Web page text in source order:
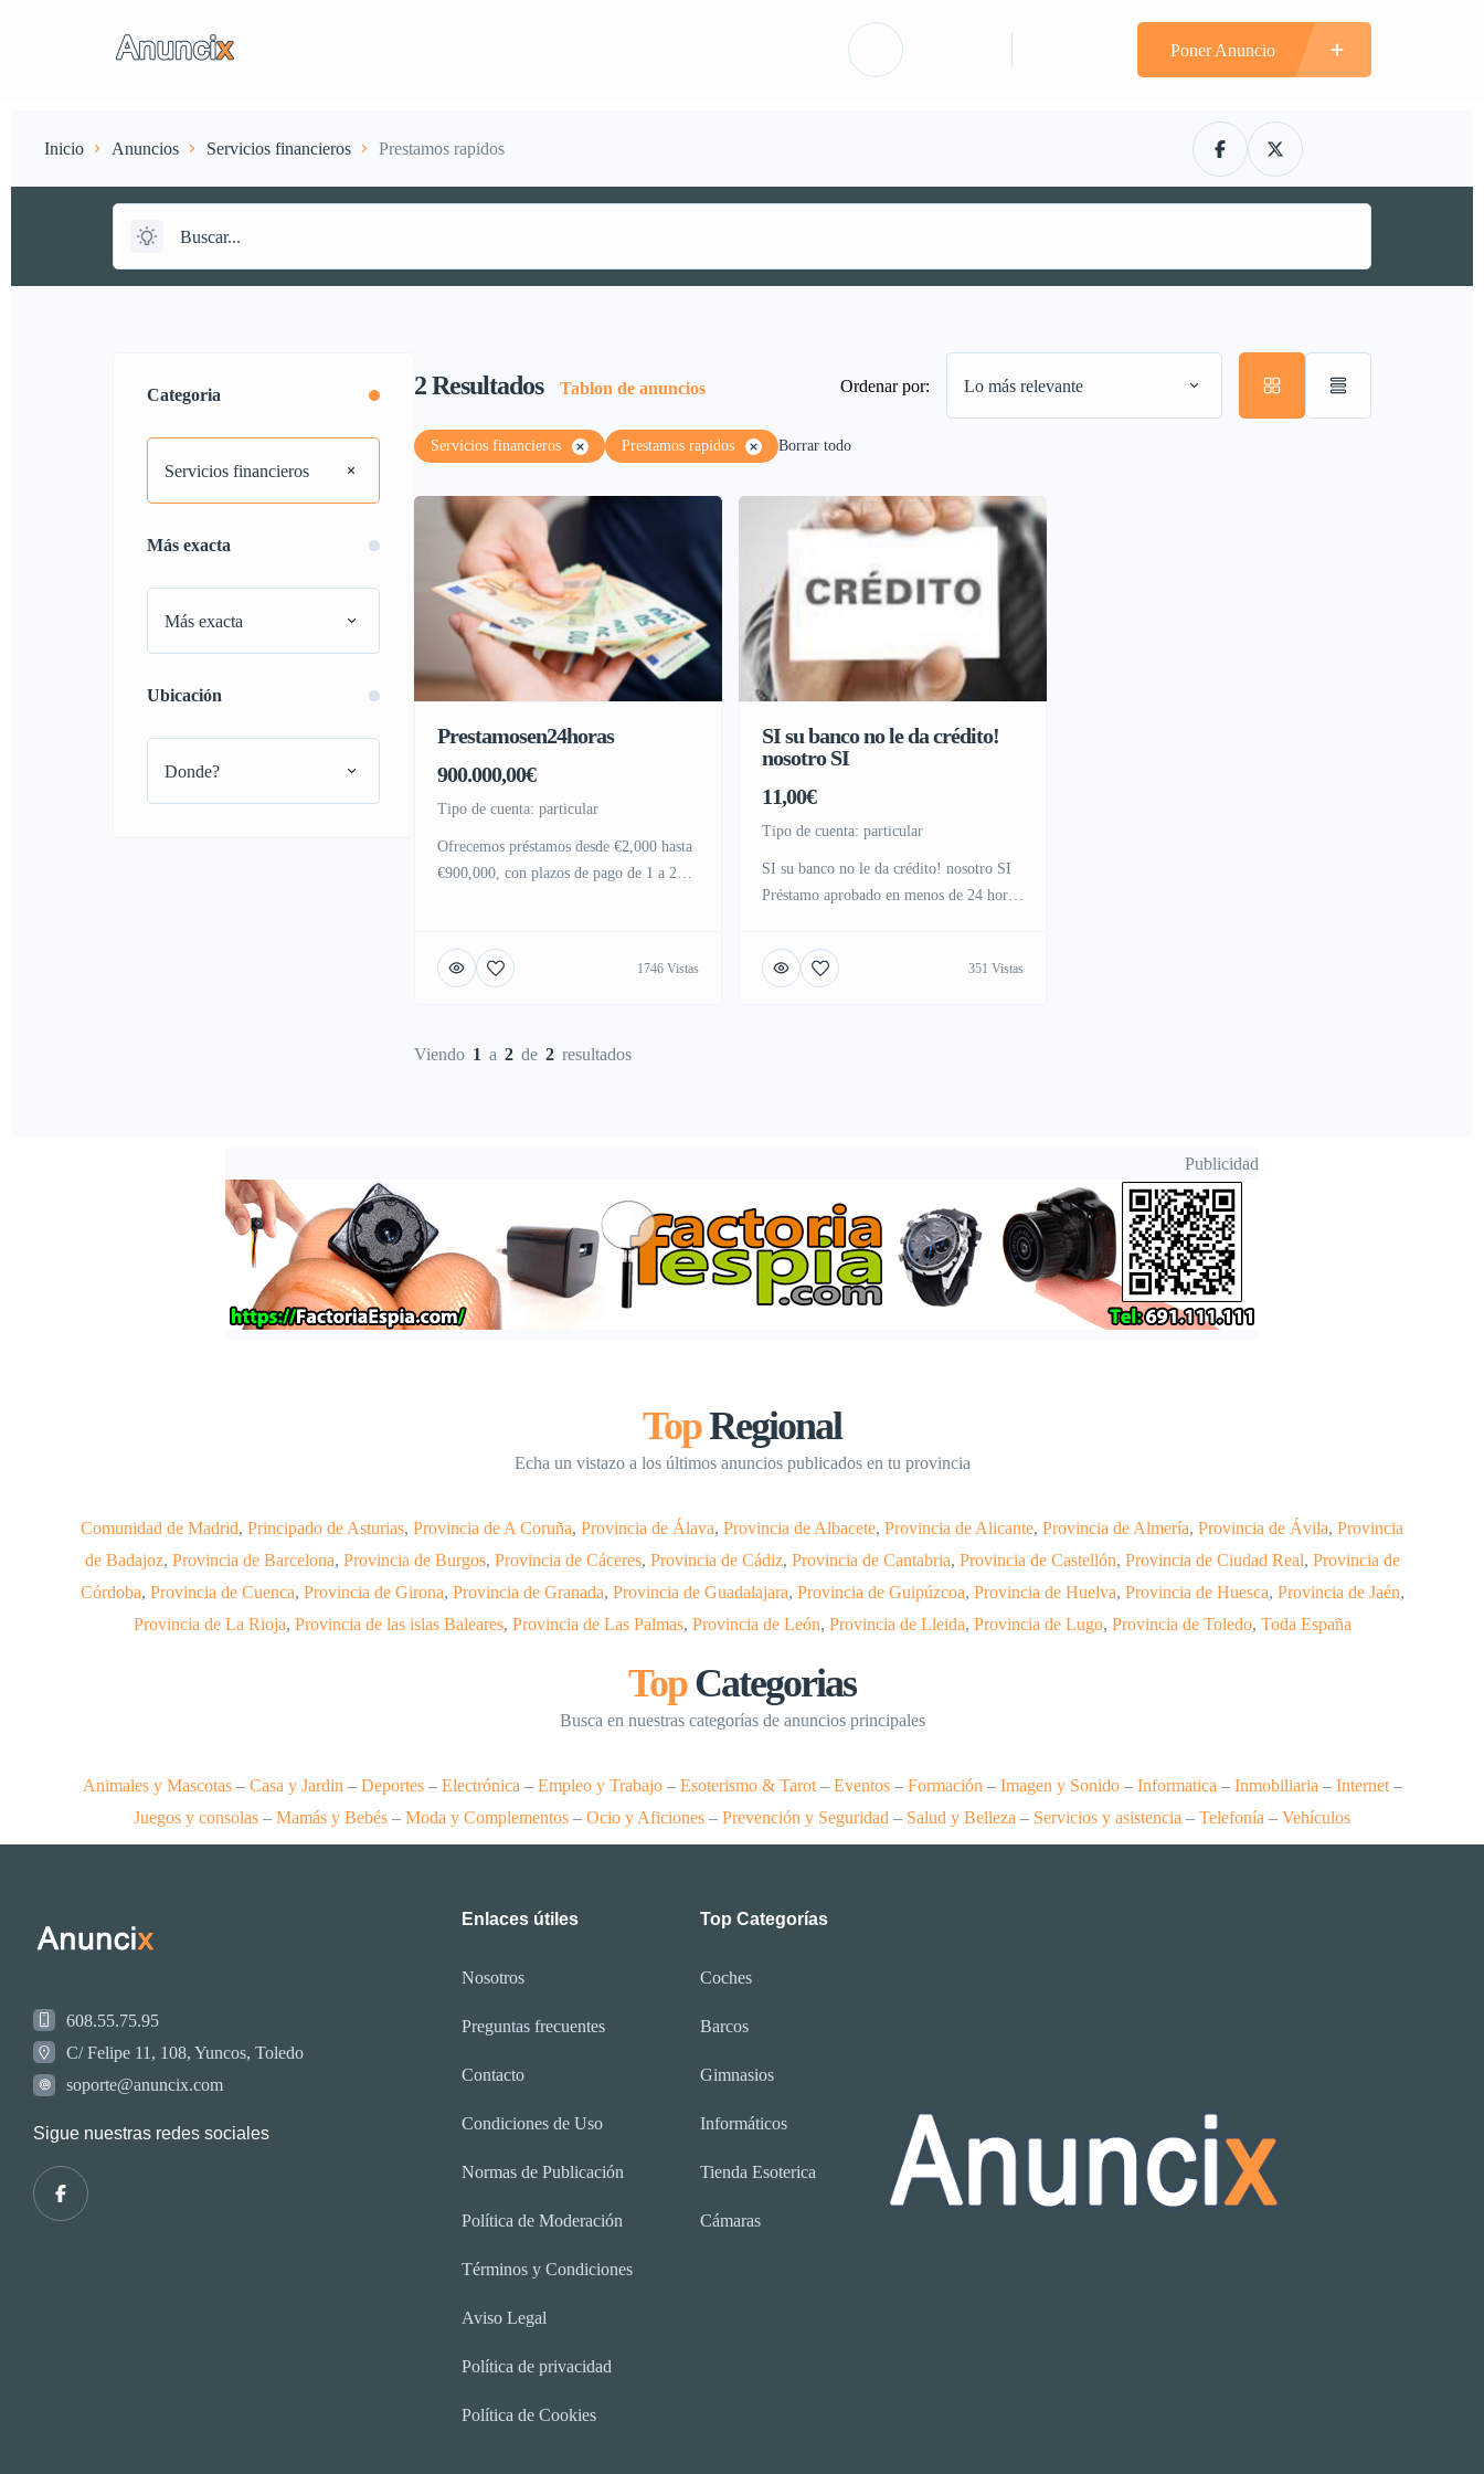
Poner Anuncio
Inicio Anuncios Servicios financieros Prestamos rapidos
Categoria
Servicios financieros
Más exacta
Más exacta
Ubicación
Donde?
2Resultados Tablon de anuncios Ordenar por: Lo más relevante
Servicios financieros Prestamos rapidos Borrar todo
Prestamosen24horas
900.000,00€
tipo de cuenta: particular
Ofrecemos préstamos desde €2,000 hasta
€900,000, con plazos de pago de 1 a 20
1746 Vistas
SI su banco no le da crédito!
nosotro SI
11,00€
tipo de cuenta: particular
SI su banco no le da crédito! nosotro SI
Préstamo aprobado en menos de 24 horas
nómina fija, DNI, copia de cartilla
bancaria o un recibo. Ingresos superiores
351 Vistas
Viendo 1 a 2 de 2 resultados
Publicidad
TopRegional
Echa un vistazo a los últimos anuncios publicados en tu provincia
Comunidad de Madrid, Principado de Asturias, Provincia de A Coruña, Provincia de Álava, Provincia de Albacete, Provincia de Alicante, Provincia de Almería, Provincia de Ávila, Provincia
de Badajoz, Provincia de Barcelona, Provincia de Burgos, Provincia de Cáceres, Provincia de Cádiz, Provincia de Cantabria, Provincia de Castellón, Provincia de Ciudad Real, Provincia de
Córdoba, Provincia de Cuenca, Provincia de Girona, Provincia de Granada, Provincia de Guadalajara, Provincia de Guipúzcoa, Provincia de Huelva, Provincia de Huesca, Provincia de Jaén,
Provincia de La Rioja, Provincia de las islas Baleares, Provincia de Las Palmas, Provincia de León, Provincia de Lleida, Provincia de Lugo, Provincia de Toledo, Toda España
TopCategorias
Busca en nuestras categorías de anuncios principales
Animales y Mascotas– Casa y Jardin – Deportes– Electrónica – Empleo y Trabajo– Esoterismo & Tarot– Eventos– Formación – Imagen y Sonido– Informatica – Inmobiliaria – Internet–
Juegos y consolas – Mamás y Bebés – Moda y Complementos – Ocio y Aficiones – Prevención y Seguridad – Salud y Belleza – Servicios y asistencia – Telefonía – Vehículos
608.55.75.95
C/ Felipe 11, 108, Yuncos, Toledo
soporte@anuncix.com
Sigue nuestras redes sociales
Enlaces útiles
Nosotros
Preguntas frecuentes
Contacto
Condiciones de Uso
Normas de Publicación
Política de Moderación
Términos y Condiciones
Aviso Legal
Política de privacidad
Política de Cookies
Top Categorías
Coches
Barcos
Gimnasios
Informáticos
Tienda Esoterica
Cámaras